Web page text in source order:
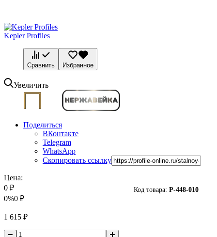
Kepler Profiles
Сравнить Избранное
Увеличить
Поделиться
ВКонтакте
Telegram
WhatsApp
Скопировать ссылку
Код товара: P-448-010
Цена:
0 ₽
0%0 ₽
1 615 ₽